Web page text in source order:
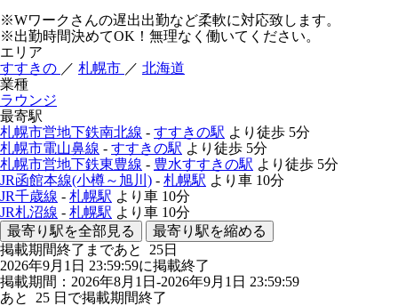
※Wワークさんの遅出出勤など柔軟に対応致します。
※出勤時間決めてOK！無理なく働いてください。
エリア
すすきの ／ 札幌市 ／ 北海道
業種
ラウンジ
最寄駅
札幌市営地下鉄南北線 - すすきの駅 より徒歩 5分
札幌市電山鼻線 - すすきの駅 より徒歩 5分
札幌市営地下鉄東豊線 - 豊水すすきの駅 より徒歩 5分
JR函館本線(小樽～旭川) - 札幌駅 より車 10分
JR千歳線 - 札幌駅 より車 10分
JR札沼線 - 札幌駅 より車 10分
最寄り駅を全部見る
最寄り駅を縮める
掲載期間終了まであと 25日
2026年9月1日 23:59:59に掲載終了
掲載期間：2026年8月1日-2026年9月1日 23:59:59
あと 25 日で掲載期間終了